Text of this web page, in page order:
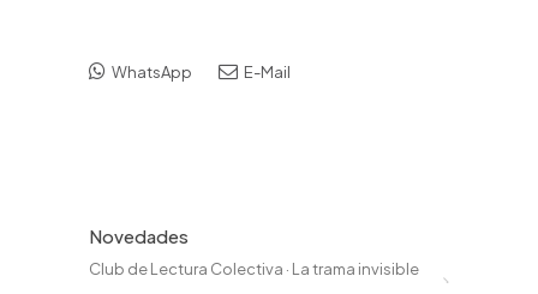
WhatsApp E-Mail
Novedades
Club de Lectura Colectiva · La trama invisible